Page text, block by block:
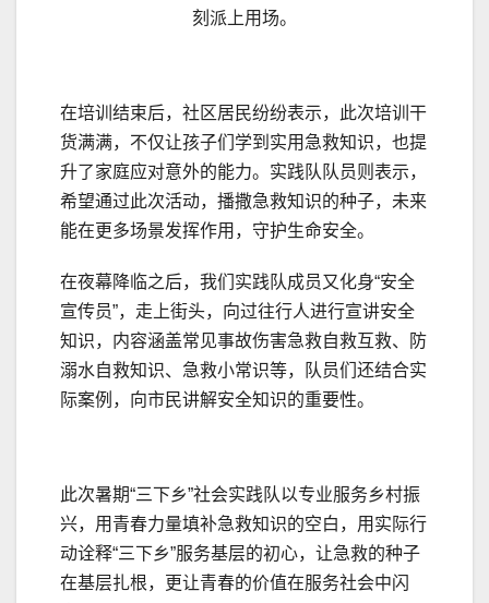
刻派上用场。
在培训结束后，社区居民纷纷表示，此次培训干
货满满，不仅让孩子们学到实用急救知识，也提
升了家庭应对意外的能力。实践队队员则表示，
希望通过此次活动，播撒急救知识的种子，未来
能在更多场景发挥作用，守护生命安全。
在夜幕降临之后，我们实践队成员又化身“安全
宣传员”，走上街头，向过往行人进行宣讲安全
知识，内容涵盖常见事故伤害急救自救互救、防
溺水自救知识、急救小常识等，队员们还结合实
际案例，向市民讲解安全知识的重要性。
此次暑期“三下乡”社会实践队以专业服务乡村振
兴，用青春力量填补急救知识的空白，用实际行
动诠释“三下乡”服务基层的初心，让急救的种子
在基层扎根，更让青春的价值在服务社会中闪